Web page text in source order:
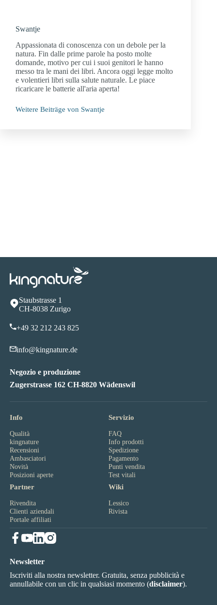
Swantje
Appassionata di conoscenza con un debole per la
natura. Fin dalle prime parole ha posto molte
domande, motivo per cui i suoi genitori le hanno
messo tra le mani dei libri. Ancora oggi legge molto
e volentieri libri sulla salute naturale. Le piace
ricaricare le batterie all'aria aperta!
Weitere Beiträge von Swantje
Staubstrasse 1
CH-8038 Zurigo
+49 32 212 243 825
info@kingnature.de
Negozio e produzione
Zugerstrasse 162 CH-8820 Wädenswil
Info
Qualità
kingnature
Recensioni
Ambasciatori
Novità
Posizioni aperte
Servizio
FAQ
Info prodotti
Spedizione
Pagamento
Punti vendita
Test vitali
Partner
Rivendita
Clienti aziendali
Portale affiliati
Wiki
Lessico
Rivista
Newsletter
Iscriviti alla nostra newsletter. Gratuita, senza pubblicità e
annullabile con un clic in qualsiasi momento (disclaimer).